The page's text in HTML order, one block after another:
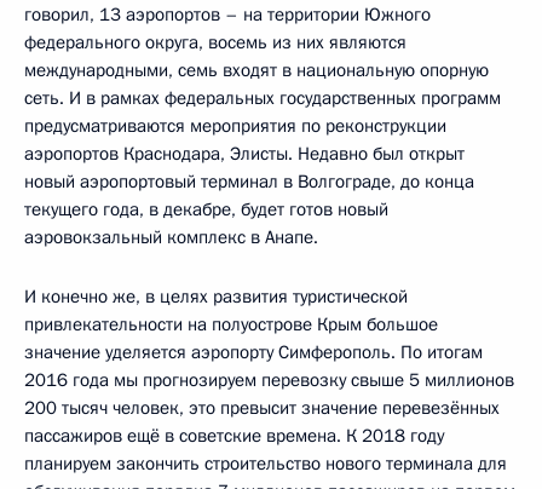
говорил, 13 аэропортов – на территории Южного
федерального округа, восемь из них являются
международными, семь входят в национальную опорную
сеть. И в рамках федеральных государственных программ
предусматриваются мероприятия по реконструкции
аэропортов Краснодара, Элисты. Недавно был открыт
новый аэропортовый терминал в Волгограде, до конца
текущего года, в декабре, будет готов новый
аэровокзальный комплекс в Анапе.
И конечно же, в целях развития туристической
привлекательности на полуострове Крым большое
значение уделяется аэропорту Симферополь. По итогам
2016 года мы прогнозируем перевозку свыше 5 миллионов
200 тысяч человек, это превысит значение перевезённых
пассажиров ещё в советские времена. К 2018 году
планируем закончить строительство нового терминала для